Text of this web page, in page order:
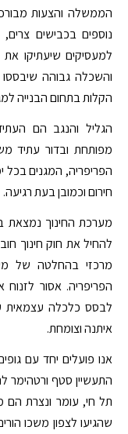
הממשלה והצעות
נוספים בכבישים
למעסיקים שיעתיקו
והשכלה גבוהה
הקלות בתחום הבנייה
הגליל והנגב הם
מפותחת ובדור עתיד
הפריפריה, המגנים בכל
חירום וכמובן בעת רגיעה.
מערכת החינוך
מרכזי בהחלטה של
הפריפריה. אסור לזנוח
לבסס כלכלה עצמאית
איתנה וצומחת.
אנו פועלים יחד עם
התעשיין סטף ורטהימר
תל חי, עומר ונצרת הם
שהגיעו לצפון משכו